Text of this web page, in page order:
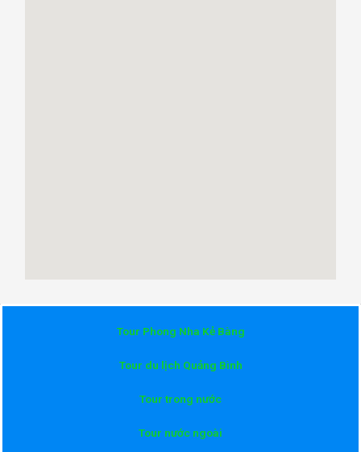
Tour Phong Nha Kẻ Bàng
Tour du lịch Quảng Bình
Tour trong nước
Tour nước ngoài